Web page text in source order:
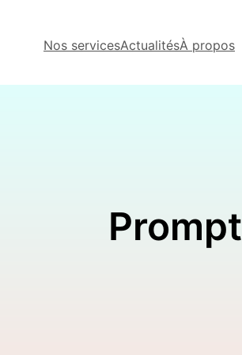
Nos servicesActualitésÀ propos
Prompt